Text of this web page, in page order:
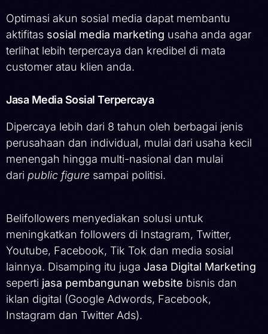
Optimasi akun sosial media dapat membantu
aktifitas sosial media marketing usaha anda agar
terlihat lebih terpercaya dan kredibel di mata
customer atau klien anda.
Jasa Media Sosial Terpercaya
Dipercaya lebih dari 8 tahun oleh berbagai jenis
perusahaan dan individual, mulai dari usaha kecil
menengah hingga multi-nasional dan mulai
dari public figure sampai politisi.
Belifollowers menyediakan solusi untuk
meningkatkan followers di Instagram, Twitter,
Youtube, Facebook, Tik Tok dan media sosial
lainnya. Disamping itu juga Jasa Digital Marketing
seperti jasa pembangunan website bisnis dan
iklan digital (Google Adwords, Facebook,
Instagram dan Twitter Ads).